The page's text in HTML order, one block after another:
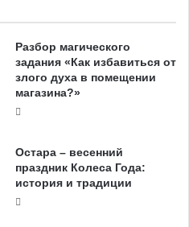
Разбор магического
задания «Как избавиться от
злого духа в помещении
магазина?»
Остара – весенний
праздник Колеса Года:
история и традиции